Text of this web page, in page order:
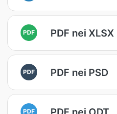
PDF PDF nei XLSX
PDF PDF nei PSD
PDF